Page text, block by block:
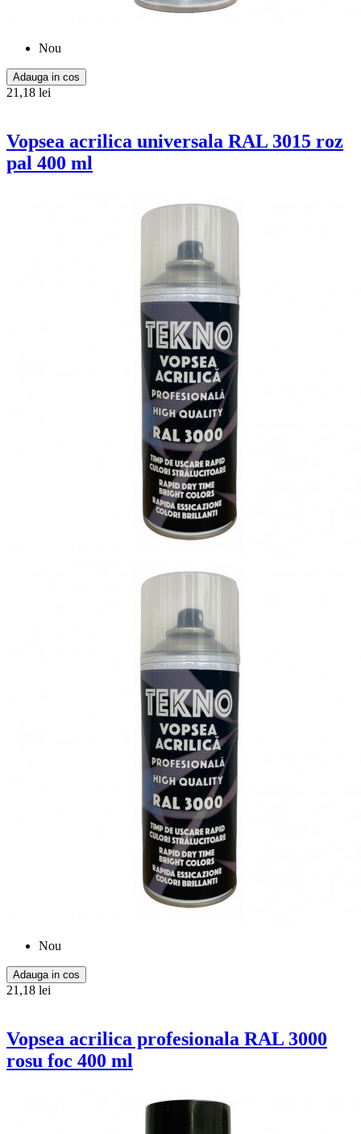
Nou
Adauga in cos
21,18 lei
Vopsea acrilica universala RAL 3015 roz
pal 400 ml
Nou
Adauga in cos
21,18 lei
Vopsea acrilica profesionala RAL 3000
rosu foc 400 ml